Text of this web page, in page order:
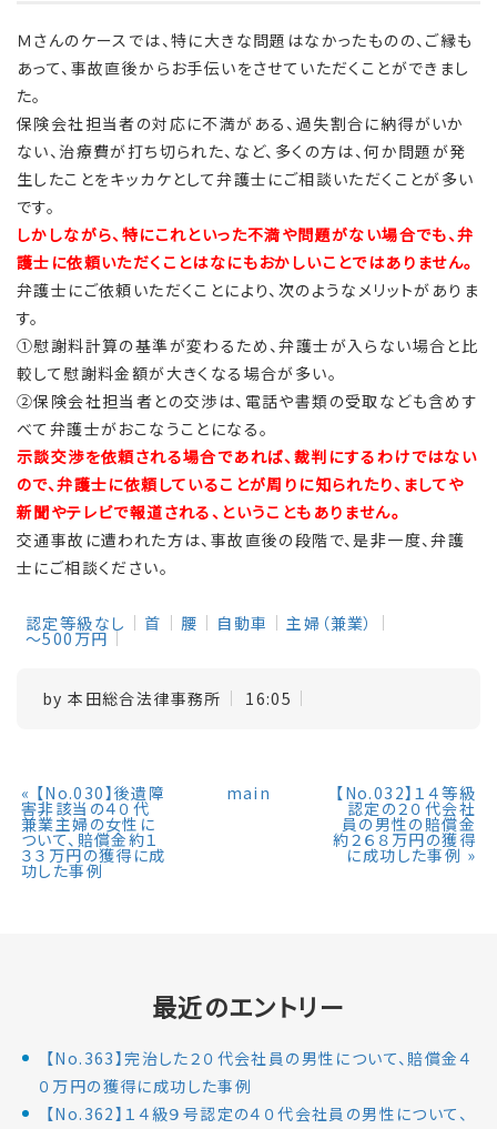
Ｍさんのケースでは、特に大きな問題はなかったものの、ご縁も
あって、事故直後からお手伝いをさせていただくことができまし
た。
保険会社担当者の対応に不満がある、過失割合に納得がいか
ない、治療費が打ち切られた、など、多くの方は、何か問題が発
生したことをキッカケとして弁護士にご相談いただくことが多い
です。
しかしながら、特にこれといった不満や問題がない場合でも、弁
護士に依頼いただくことはなにもおかしいことではありません。
弁護士にご依頼いただくことにより、次のようなメリットがありま
す。
①慰謝料計算の基準が変わるため、弁護士が入らない場合と比
較して慰謝料金額が大きくなる場合が多い。
②保険会社担当者との交渉は、電話や書類の受取なども含めす
べて弁護士がおこなうことになる。
示談交渉を依頼される場合であれば、裁判にするわけではない
ので、弁護士に依頼していることが周りに知られたり、ましてや
新聞やテレビで報道される、ということもありません。
交通事故に遭われた方は、事故直後の段階で、是非一度、弁護
士にご相談ください。
認定等級なし 首 腰 自動車 主婦（兼業）
～500万円
by本田総合法律事務所 16:05
« 【No.030】後遺障
害非該当の４０代
兼業主婦の女性に
ついて、賠償金約１
３３万円の獲得に成
功した事例
main 【No.032】１４等級
認定の２０代会社
員の男性の賠償金
約２６８万円の獲得
に成功した事例»
最近のエントリー
【No.363】完治した２０代会社員の男性について、賠償金４
０万円の獲得に成功した事例
【No.362】１４級９号認定の４０代会社員の男性について、